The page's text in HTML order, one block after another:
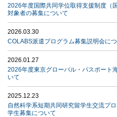
2026年度国際共同学位取得支援制度（
対象者の募集について
2026.03.30
COLABS派遣プログラム募集説明会に
2026.01.27
2026年度東京グローバル・パスポート
いて
2025.12.23
自然科学系短期共同研究留学生交流プ
学生募集について